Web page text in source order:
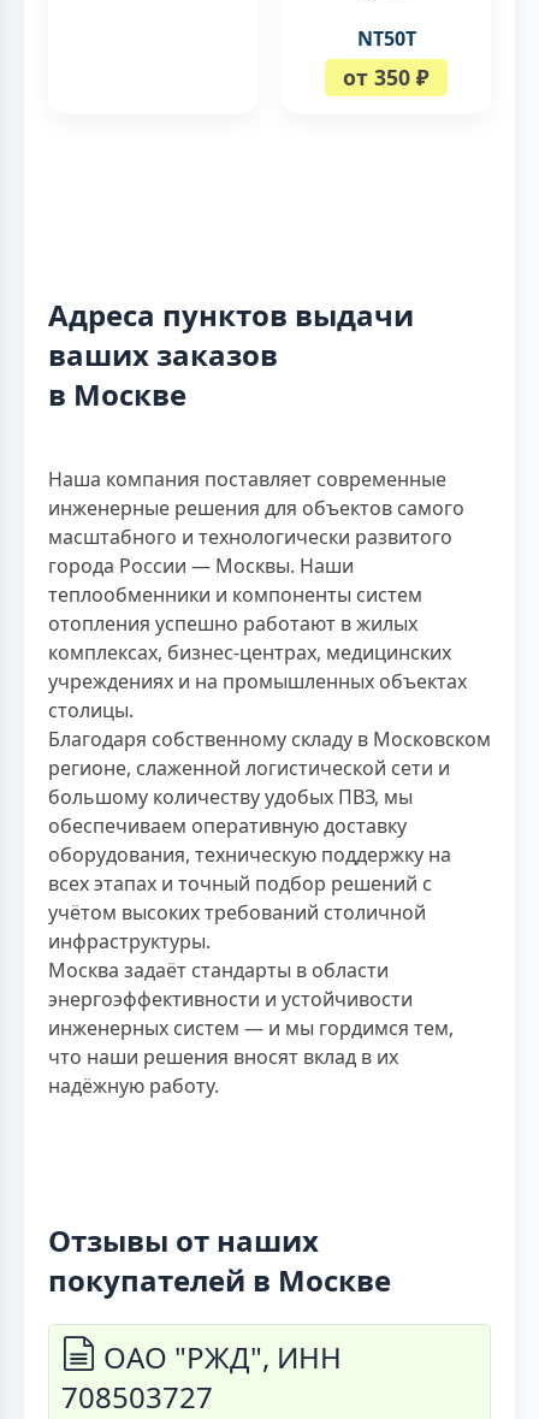
NT50T
от 350 ₽
Адреса пунктов выдачи
ваших заказов
в Москве
Наша компания поставляет современные
инженерные решения для объектов самого
масштабного и технологически развитого
города России — Москвы. Наши
теплообменники и компоненты систем
отопления успешно работают в жилых
комплексах, бизнес-центрах, медицинских
учреждениях и на промышленных объектах
столицы.
Благодаря собственному складу в Московском
регионе, слаженной логистической сети и
большому количеству удобых ПВЗ, мы
обеспечиваем оперативную доставку
оборудования, техническую поддержку на
всех этапах и точный подбор решений с
учётом высоких требований столичной
инфраструктуры.
Москва задаёт стандарты в области
энергоэффективности и устойчивости
инженерных систем — и мы гордимся тем,
что наши решения вносят вклад в их
надёжную работу.
Отзывы от наших
покупателей в Москве
ОАО "РЖД", ИНН
708503727